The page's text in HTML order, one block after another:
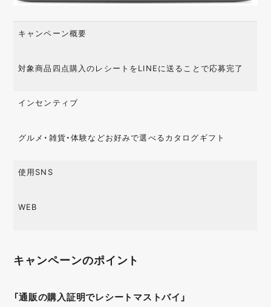
キャンペーン概要
対象商品四点購入のレシートをLINEに送ることで応募完了
インセンティブ
グルメ・雑貨・体験などお好みで選べるカタログギフト
使用SNS
WEB
キャンペーンのポイント
「通販の購入証明でレシートマストバイ」